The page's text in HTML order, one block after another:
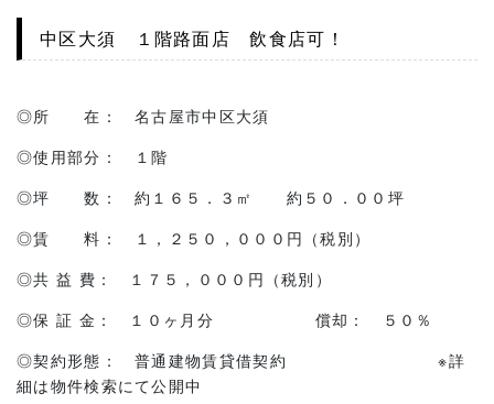
中区大須 １階路面店 飲食店可！
◎所 在： 名古屋市中区大須
◎使用部分： １階
◎坪 数： 約１６５．３㎡ 約５０．００坪
◎賃 料： １，２５０，０００円（税別）
◎共 益 費： １７５，０００円（税別）
◎保 証 金： １０ヶ月分 償却： ５０％
◎契約形態： 普通建物賃貸借契約 ※詳
細は物件検索にて公開中